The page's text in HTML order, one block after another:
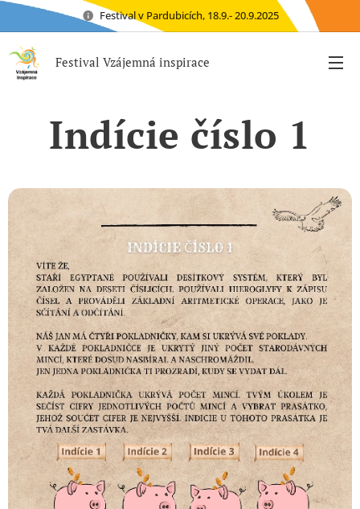
Festival v Pardubicích, 18.9.- 20.9.2025
Festival Vzájemná inspirace
Indície číslo 1